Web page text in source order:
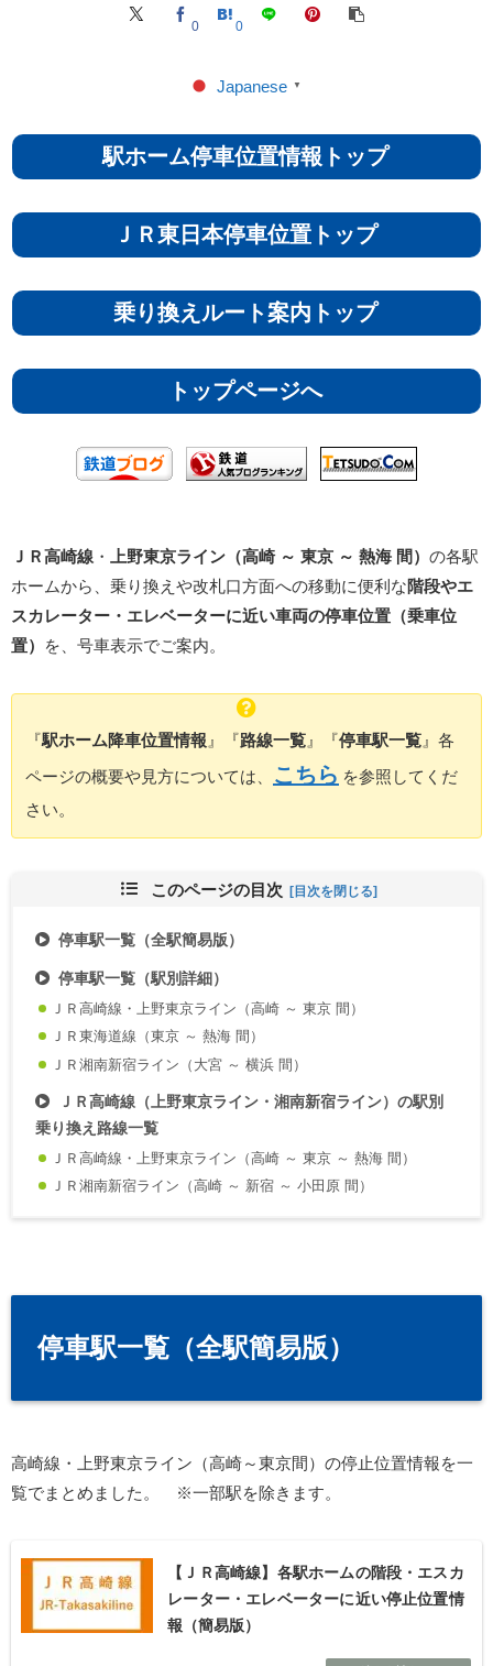
0 0
Japanese ▼
駅ホーム停車位置情報トップ
ＪＲ東日本停車位置トップ
乗り換えルート案内トップ
トップページへ
ＪＲ高崎線 ・ 上野東京ライン（高崎 ～ 東京 ～ 熱海 間） の各駅
ホームから、乗り換えや改札口方面への移動に便利な階段やエ
スカレーター・エレベーターに近い車両の停車位置（乗車位
置）
を、号車表示でご案内。
『駅ホーム降車位置情報 』『路線一覧 』『停車駅一覧 』各
ページの概要や見方については、
こちら を参照してくだ
さい。
このページの目次
停車駅一覧（全駅簡易版）
停車駅一覧（駅別詳細）
ＪＲ高崎線・上野東京ライン（高崎 ～ 東京 間）
ＪＲ東海道線（東京 ～ 熱海 間）
ＪＲ湘南新宿ライン（大宮 ～ 横浜 間）
ＪＲ高崎線（上野東京ライン・湘南新宿ライン）の駅別
乗り換え路線一覧
ＪＲ高崎線・上野東京ライン（高崎 ～ 東京 ～ 熱海 間）
ＪＲ湘南新宿ライン（高崎 ～ 新宿 ～ 小田原 間）
停車駅一覧（全駅簡易版）
高崎線・上野東京ライン（高崎～東京間）の停止位置情報を一
覧でまとめました。 ※一部駅を除きます。
【ＪＲ高崎線】各駅ホームの階段・エスカ
レーター・エレベーターに近い停止位置情
報（簡易版）